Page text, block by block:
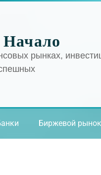
рынках,
Биржевой рынок